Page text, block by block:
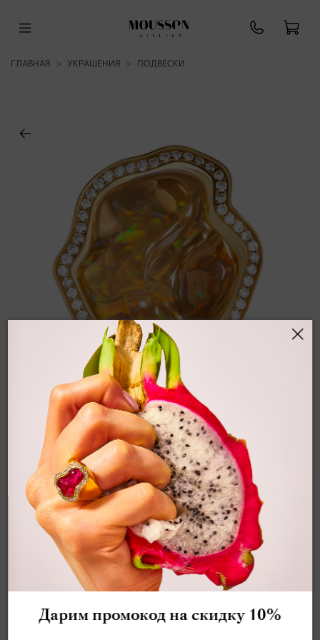
ГЛАВНАЯ УКРАШЕНИЯ ПОДВЕСКИ
P0029-3/2
ПОДВЕСКА С МЕКСИКАНСКИМ ОПАЛОМ
И БРИЛЛИАНТАМИ, P0029-3/2
Цена по запросу
Мексиканский Опал 10,69 карат
Бриллианты
Дарим промокод на скидку 10%